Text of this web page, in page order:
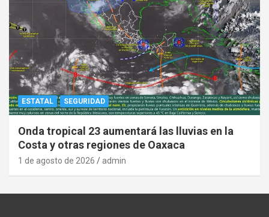
ESTATAL SEGURIDAD
Onda tropical 23 aumentará las lluvias en la
Costa y otras regiones de Oaxaca
1 de agosto de 2026 admin